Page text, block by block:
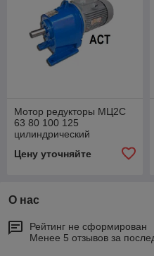
Мотор редукторы МЦ2С
63 80 100 125
цилиндрический
Цену уточняйте
О нас
Рейтинг не сформирован
Менее 5 отзывов за